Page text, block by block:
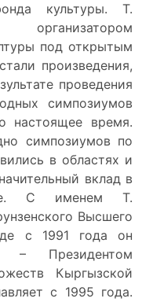
культуры. Т.
под открытым
произведения,
проведения
симпозиумов
настоящее время.
симпозиумов по
в областях и
вклад в
С именем Т.
Высшего
с 1991 года он
– Президентом
Кыргызской
с 1995 года.